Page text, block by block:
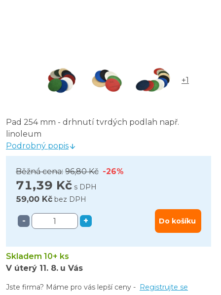
+1
Pad 254 mm - drhnutí tvrdých podlah např.
linoleum
Podrobný popis
Běžná cena: 96,80 Kč -26%
71,39 Kč s DPH
59,00 Kč bez DPH
- + Do košíku
Skladem 10+ ks
V úterý 11. 8. u Vás
Jste firma? Máme pro vás lepší ceny - Registrujte se